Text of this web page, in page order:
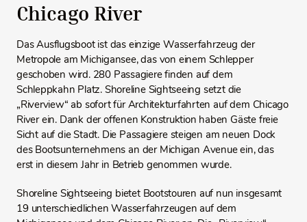
Chicago River
Das Ausflugsboot ist das einzige Wasserfahrzeug der
Metropole am Michigansee, das von einem Schlepper
geschoben wird. 280 Passagiere finden auf dem
Schleppkahn Platz. Shoreline Sightseeing setzt die
„Riverview“ ab sofort für Architekturfahrten auf dem Chicago
River ein. Dank der offenen Konstruktion haben Gäste freie
Sicht auf die Stadt. Die Passagiere steigen am neuen Dock
des Bootsunternehmens an der Michigan Avenue ein, das
erst in diesem Jahr in Betrieb genommen wurde.
Shoreline Sightseeing bietet Bootstouren auf nun insgesamt
19 unterschiedlichen Wasserfahrzeugen auf dem